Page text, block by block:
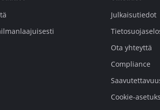
Julkaisutiedot
Ota yhteyttä
Compliance
Cookie-